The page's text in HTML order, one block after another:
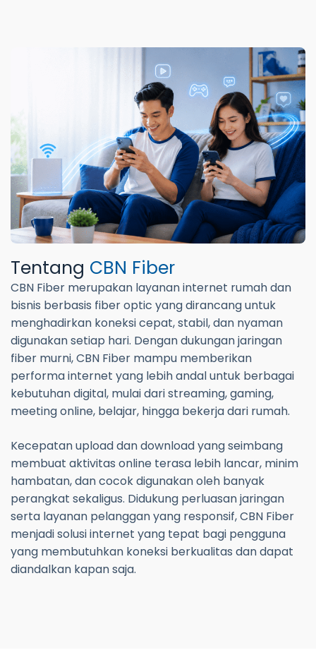
Tentang CBN Fiber
CBN Fiber merupakan layanan internet rumah dan
bisnis berbasis fiber optic yang dirancang untuk
menghadirkan koneksi cepat, stabil, dan nyaman
digunakan setiap hari. Dengan dukungan jaringan
fiber murni, CBN Fiber mampu memberikan
performa internet yang lebih andal untuk berbagai
kebutuhan digital, mulai dari streaming, gaming,
meeting online, belajar, hingga bekerja dari rumah.
Kecepatan upload dan download yang seimbang
membuat aktivitas online terasa lebih lancar, minim
hambatan, dan cocok digunakan oleh banyak
perangkat sekaligus. Didukung perluasan jaringan
serta layanan pelanggan yang responsif, CBN Fiber
menjadi solusi internet yang tepat bagi pengguna
yang membutuhkan koneksi berkualitas dan dapat
diandalkan kapan saja.